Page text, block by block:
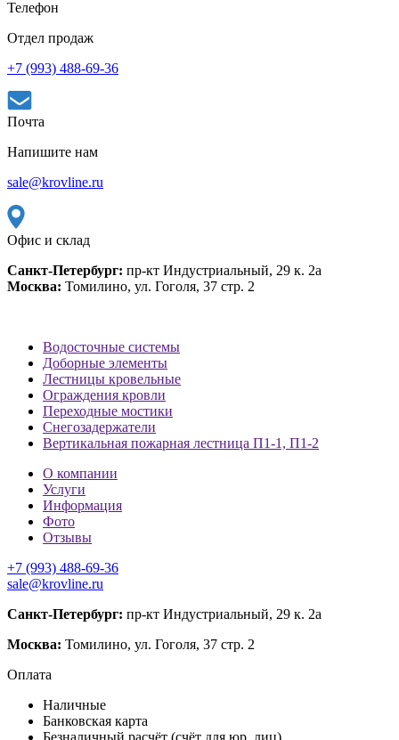
Телефон
Отдел продаж
+7 (993) 488-69-36
Почта
Напишите нам
sale@krovline.ru
Офис и склад
Санкт-Петербург: пр-кт Индустриальный, 29 к. 2а
Москва: Томилино, ул. Гоголя, 37 стр. 2
Водосточные системы
Доборные элементы
Лестницы кровельные
Ограждения кровли
Переходные мостики
Снегозадержатели
Вертикальная пожарная лестница П1-1, П1-2
О компании
Услуги
Информация
Фото
Отзывы
+7 (993) 488-69-36
sale@krovline.ru
Санкт-Петербург: пр-кт Индустриальный, 29 к. 2а
Москва: Томилино, ул. Гоголя, 37 стр. 2
Оплата
Наличные
Банковская карта
Безналичный расчёт (счёт для юр. лиц)